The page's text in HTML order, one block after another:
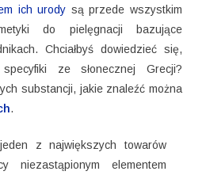
ich urody są przede wszystkim
do pielęgnacji bazujące
Chciałbyś dowiedzieć się,
ze słonecznej Grecji?
substancji, jakie znaleźć można
.
z największych towarów
niezastąpionym elementem